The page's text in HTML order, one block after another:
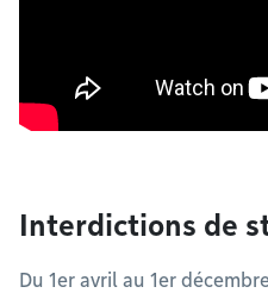
Interdictions de
Du 1er avril au 1er